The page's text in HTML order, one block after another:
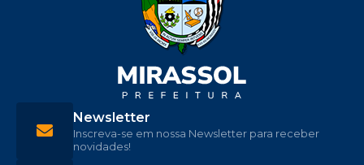
Newsletter
Inscreva-se em nossa Newsletter para receber
novidades!